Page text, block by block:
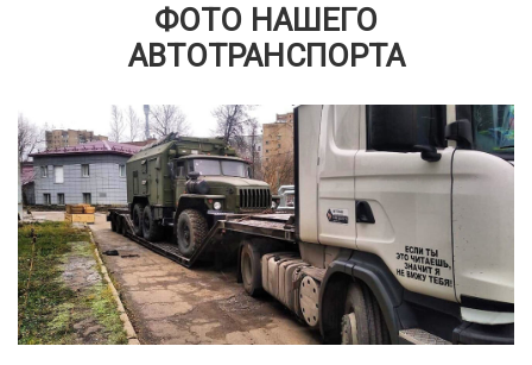
ФОТО НАШЕГО
АВТОТРАНСПОРТА